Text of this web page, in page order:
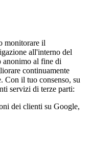
monitorare il
all'interno del
anonimo al fine di
continuamente
Con il tuo consenso, su
servizi di terze parti:
dei clienti su Google,